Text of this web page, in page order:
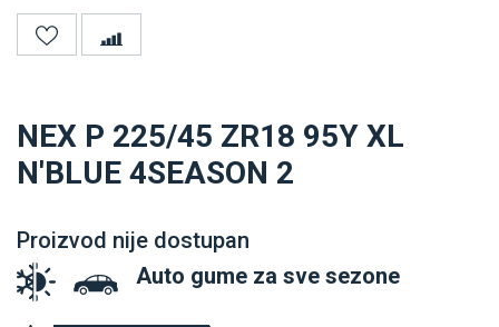
NEX P 225/45 ZR18 95Y XL
N'BLUE 4SEASON 2
Proizvod nije dostupan
Auto gume za sve sezone